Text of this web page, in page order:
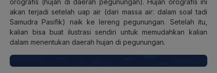
akan terjadi setelah uap air (dari massa air: dalam soal tadi
Samudra Pasifik) naik ke lereng pegunungan. Setelah itu,
kalian bisa buat ilustrasi sendiri untuk memudahkan kalian
dalam menentukan daerah hujan di pegunungan.